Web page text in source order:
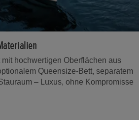
hochwertigen Oberflächen aus
Queensize-Bett, separatem
– Luxus, ohne Kompromisse